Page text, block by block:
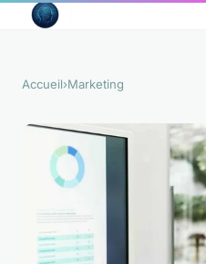
Accueil›Marketing